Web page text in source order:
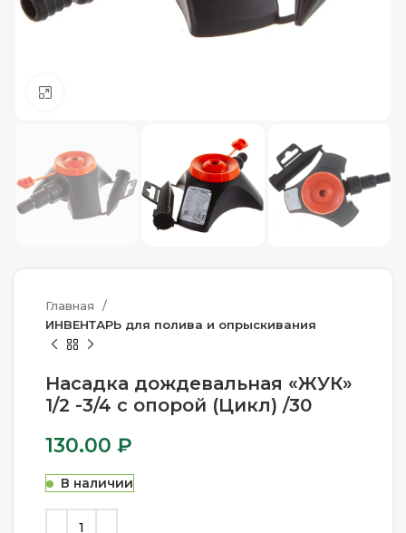
Главная
ИНВЕНТАРЬ для полива и опрыскивания
Насадка дождевальная «ЖУК»
1/2 -3/4 с опорой (Цикл) /30
130.00 ₽
В наличии